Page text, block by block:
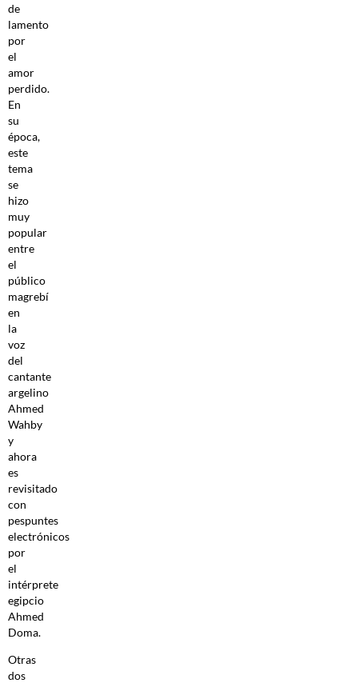
de
lamento
por
el
amor
perdido.
En
su
época,
este
tema
se
hizo
muy
popular
entre
el
público
magrebí
en
la
voz
del
cantante
argelino
Ahmed
Wahby
y
ahora
es
revisitado
con
pespuntes
electrónicos
por
el
intérprete
egipcio
Ahmed
Doma.
Otras
dos